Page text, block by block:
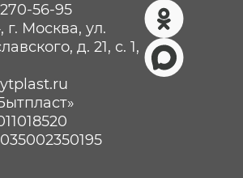
56-95
г. Москва, ул.
д. 21, с. 1,